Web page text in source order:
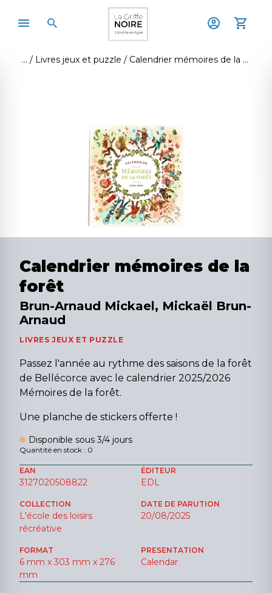
Livres jeux et puzzle Calendrier mémoires de la forêt
Calendrier mémoires de la
forêt
Brun-Arnaud Mickael, Mickaël Brun-
Arnaud
LIVRES JEUX ET PUZZLE
Passez l'année au rythme des saisons de la forêt
de Bellécorce avec le calendrier 2025/2026
Mémoires de la forêt.
Une planche de stickers offerte !
Disponible sous 3/4 jours
Quantité en stock : 0
EAN
3127020508822
ÉDITEUR
EDL
COLLECTION
L'école des loisirs
récréative
DATE DE PARUTION
20/08/2025
FORMAT
6 mm x 303 mm x 276
mm
PRESENTATION
Calendar